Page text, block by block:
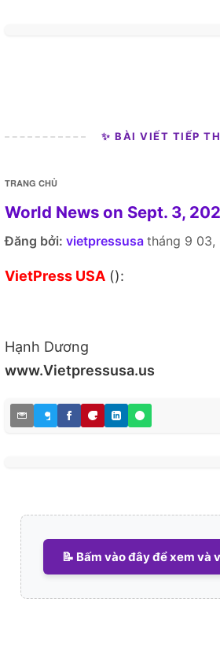
✨ BÀI VIẾT TIẾP
TRANG CHỦ
World News on Sept. 3,
Đăng bởi: vietpressusa tháng 9 03,
VietPress USA ():
Hạnh Dương
www.Vietpressusa.us
📝 Bấm vào đây để xem và